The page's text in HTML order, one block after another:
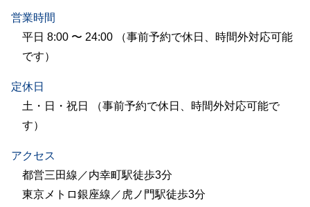
営業時間
平日 8:00 〜 24:00 （事前予約で休日、時間外対応可能
です）
定休日
土・日・祝日 （事前予約で休日、時間外対応可能で
す）
アクセス
都営三田線／内幸町駅徒歩3分
東京メトロ銀座線／虎ノ門駅徒歩3分